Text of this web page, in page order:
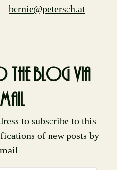
bernie@petersch.at
the blog via
to subscribe to this
of new posts by